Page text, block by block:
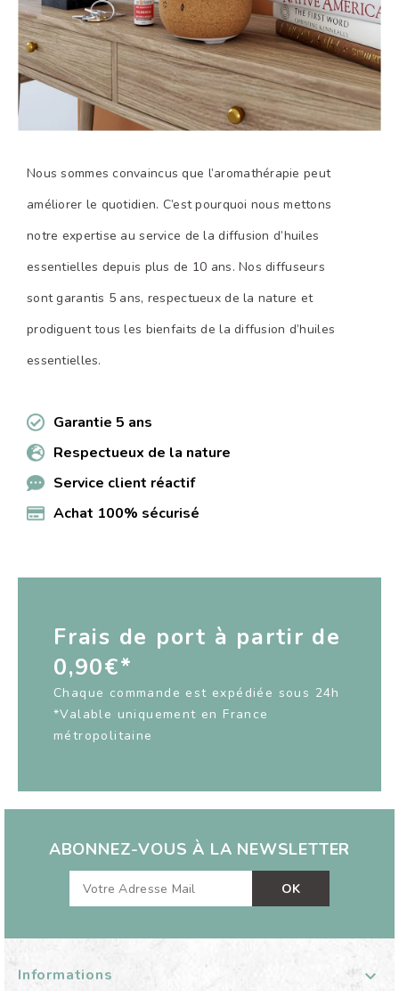
Nous sommes convaincus que l’aromathérapie peut
améliorer le quotidien. C’est pourquoi nous mettons
notre expertise au service de la diffusion d’huiles
essentielles depuis plus de 10 ans. Nos diffuseurs
sont garantis 5 ans, respectueux de la nature et
prodiguent tous les bienfaits de la diffusion d’huiles
essentielles.
Garantie 5 ans
Respectueux de la nature
Service client réactif
Achat 100% sécurisé
Frais de port à partir de
0,90€*
Chaque commande est expédiée sous 24h
*Valable uniquement en France
métropolitaine
ABONNEZ-VOUS À LA NEWSLETTER
Informations 